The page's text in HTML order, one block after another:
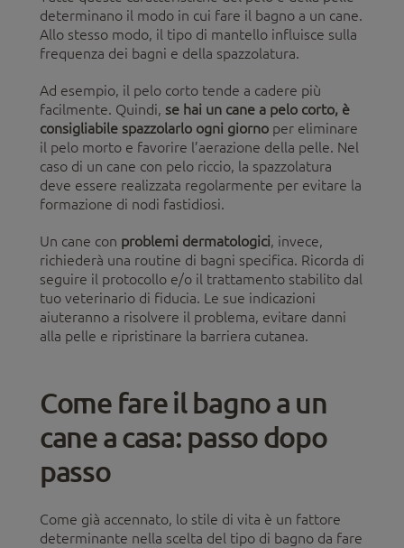
determinano il modo in cui fare il bagno a un cane.
Allo stesso modo, il tipo di mantello influisce sulla
frequenza dei bagni e della spazzolatura.
Ad esempio, il pelo corto tende a cadere più
facilmente. Quindi, se hai un cane a pelo corto, è
consigliabile spazzolarlo ogni giorno per eliminare
il pelo morto e favorire l’aerazione della pelle. Nel
caso di un cane con pelo riccio, la spazzolatura
deve essere realizzata regolarmente per evitare la
formazione di nodi fastidiosi.
Un cane con problemi dermatologici, invece,
richiederà una routine di bagni specifica. Ricorda di
seguire il protocollo e/o il trattamento stabilito dal
tuo veterinario di fiducia. Le sue indicazioni
aiuteranno a risolvere il problema, evitare danni
alla pelle e ripristinare la barriera cutanea.
Come fare il bagno a un
cane a casa: passo dopo
passo
Come già accennato, lo stile di vita è un fattore
determinante nella scelta del tipo di bagno da fare